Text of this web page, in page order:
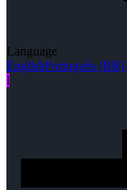
Language
EnglishPortuguês (BR)
l